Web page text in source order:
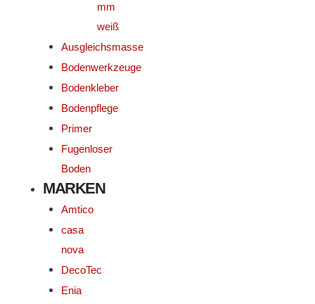
mm
weiß
Ausgleichsmasse
Bodenwerkzeuge
Bodenkleber
Bodenpflege
Primer
Fugenloser
Boden
MARKEN
Amtico
casa
nova
DecoTec
Enia